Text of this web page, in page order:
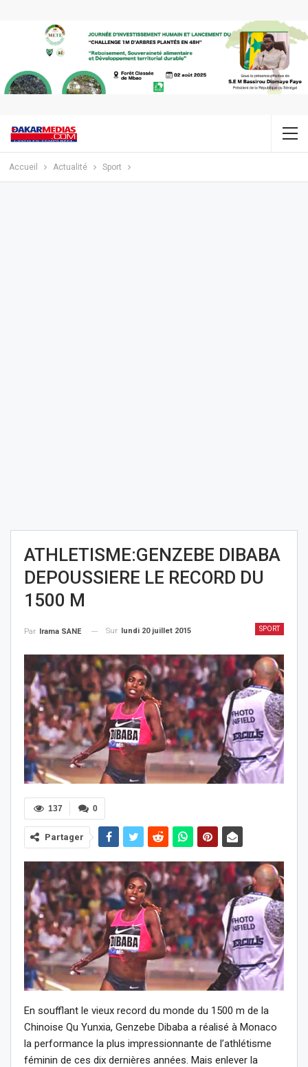
Accueil Actualité Sport
ATHLETISME:GENZEBE DIBABA
DEPOUSSIERE LE RECORD DU
1500 M
SPORT
Par Irama SANE Sur lundi 20 juillet 2015
0
137
Partager
En soufflant le vieux record du monde du 1500 m de la
Chinoise Qu Yunxia, Genzebe Dibaba a réalisé à Monaco
la performance la plus impressionnante de l’athlétisme
féminin de ces dix dernières années. Mais enlever la